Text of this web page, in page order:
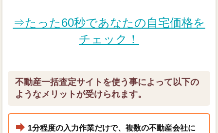
⇒たった60秒であなたの自宅価格を
チェック！
不動産一括査定サイトを使う事によって以下の
ようなメリットが受けられます。
1分程度の入力作業だけで、複数の不動産会社に